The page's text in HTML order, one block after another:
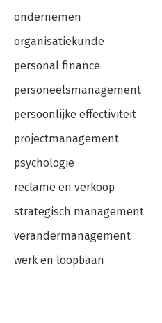
ondernemen
organisatiekunde
personal finance
personeelsmanagement
persoonlijke effectiviteit
projectmanagement
psychologie
reclame en verkoop
strategisch management
verandermanagement
werk en loopbaan